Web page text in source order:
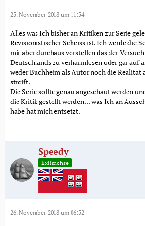
25. November 2018 um 11:54
Alles was Ich bisher an Kritiken zur Serie
Revisionistischer Scheiss ist. Ich werde die
mir aber durchaus vorstellen das der
Deutschlands zu verharmlosen oder gar auf
weder Buchheim als Autor noch die Realität
streift.
Die Serie sollte genau angeschaut werden
die Kritik gestellt werden....was Ich an
habe hat mich entsetzt.
Speedy
Exilsachse
26. November 2018 um 06:52